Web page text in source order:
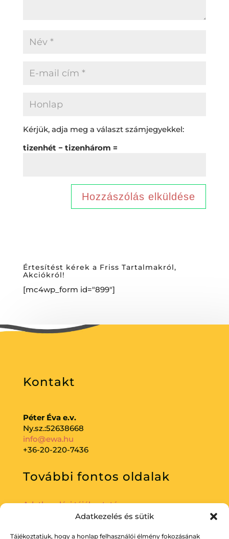
Adatkezelés és sütik
Tájékoztatjuk, hogy a honlap felhasználói élmény fokozásának
Kérjük, adja meg a választ számjegyekkel:
tizenhét − tizenhárom =
Értesítést kérek a Friss Tartalmakról,
Akciókról!
[mc4wp_form id="899"]
Kontakt
Péter Éva e.v.
Ny.sz.:52638668
info@ewa.hu
+36-20-220-7436
További fontos oldalak
Adatkezelési tájékoztató